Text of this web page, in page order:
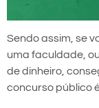
Sendo assim, se
uma faculdade,
de dinheiro,
concurso público